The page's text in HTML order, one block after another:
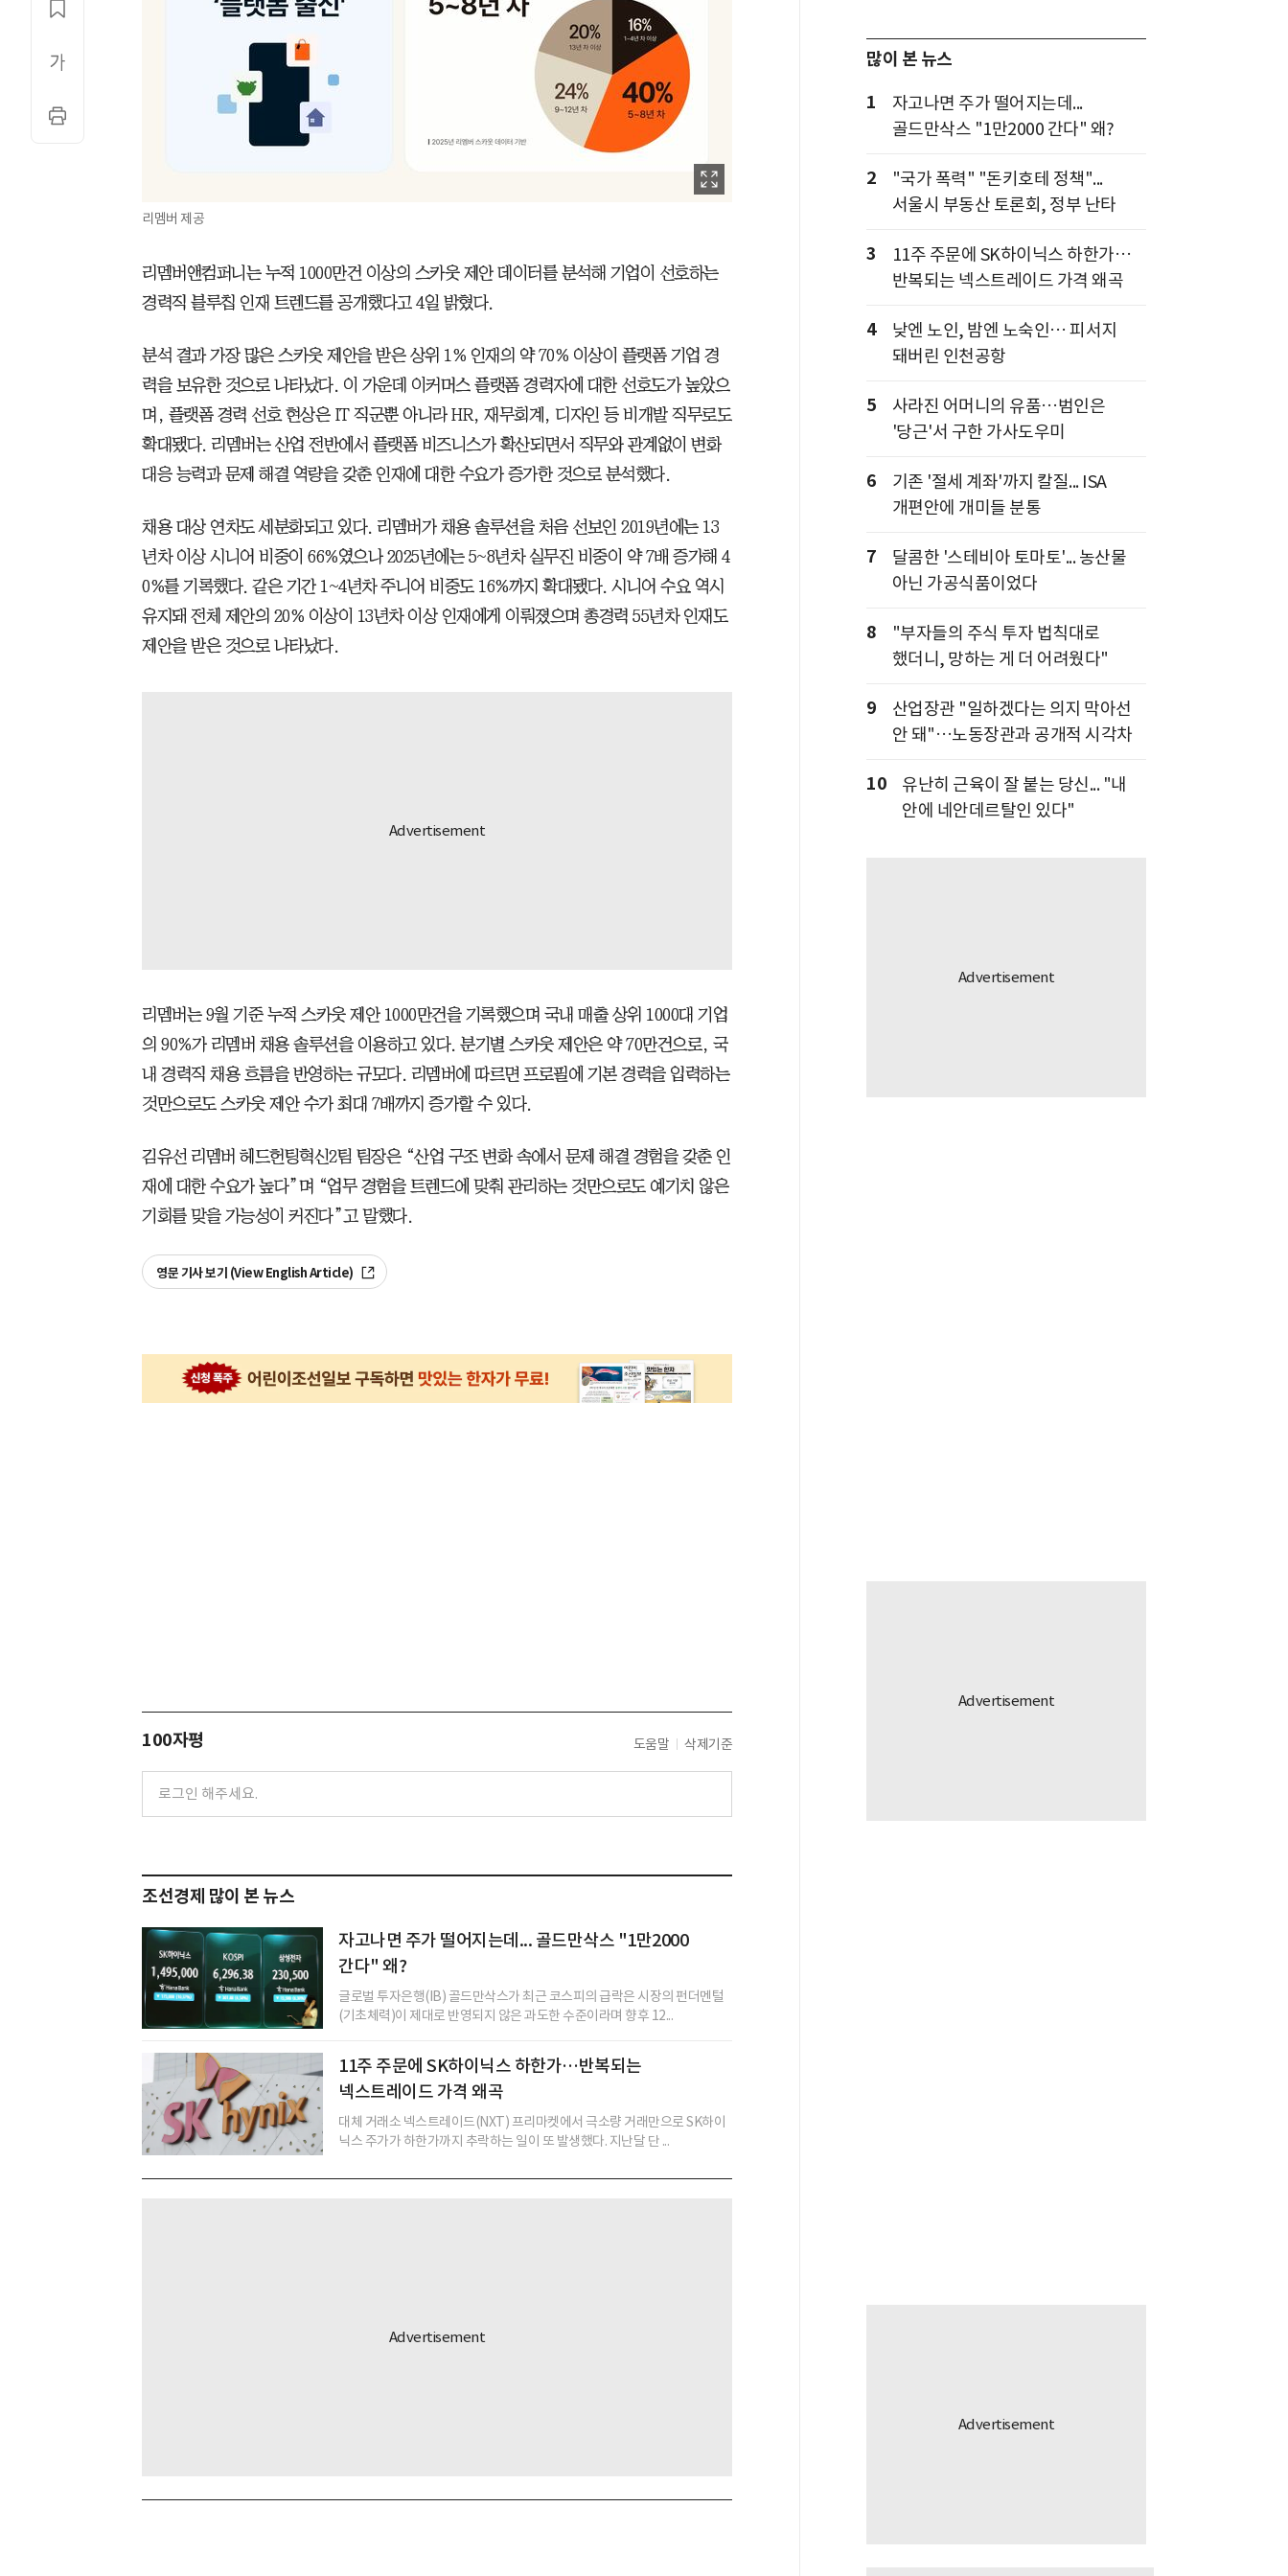
리멤버 제공
리멤버앤컴퍼니는 누적 1000만건 이상의 스카웃 제안 데이터를 분석해 기업이 선호하는
경력직 블루칩 인재 트렌드를 공개했다고 4일 밝혔다.
분석 결과 가장 많은 스카웃 제안을 받은 상위 1% 인재의 약 70% 이상이 플랫폼 기업 경
력을 보유한 것으로 나타났다. 이 가운데 이커머스 플랫폼 경력자에 대한 선호도가 높았으
며, 플랫폼 경력 선호 현상은 IT 직군뿐 아니라 HR, 재무회계, 디자인 등 비개발 직무로도
확대됐다. 리멤버는 산업 전반에서 플랫폼 비즈니스가 확산되면서 직무와 관계없이 변화
대응 능력과 문제 해결 역량을 갖춘 인재에 대한 수요가 증가한 것으로 분석했다.
채용 대상 연차도 세분화되고 있다. 리멤버가 채용 솔루션을 처음 선보인 2019년에는 13
년차 이상 시니어 비중이 66%였으나 2025년에는 5~8년차 실무진 비중이 약 7배 증가해 4
0%를 기록했다. 같은 기간 1~4년차 주니어 비중도 16%까지 확대됐다. 시니어 수요 역시
유지돼 전체 제안의 20% 이상이 13년차 이상 인재에게 이뤄졌으며 총경력 55년차 인재도
제안을 받은 것으로 나타났다.
리멤버는 9월 기준 누적 스카웃 제안 1000만건을 기록했으며 국내 매출 상위 1000대 기업
의 90%가 리멤버 채용 솔루션을 이용하고 있다. 분기별 스카웃 제안은 약 70만건으로, 국
내 경력직 채용 흐름을 반영하는 규모다. 리멤버에 따르면 프로필에 기본 경력을 입력하는
것만으로도 스카웃 제안 수가 최대 7배까지 증가할 수 있다.
김유선 리멤버 헤드헌팅혁신2팀 팀장은 “산업 구조 변화 속에서 문제 해결 경험을 갖춘 인
재에 대한 수요가 높다”며 “업무 경험을 트렌드에 맞춰 관리하는 것만으로도 예기치 않은
기회를 맞을 가능성이 커진다”고 말했다.
영문 기사 보기 (View English Article)
100자평 도움말 삭제기준
조선경제 많이 본 뉴스
자고나면 주가 떨어지는데... 골드만삭스 "1만2000
간다" 왜?
글로벌 투자은행(IB) 골드만삭스가 최근 코스피의 급락은 시장의 펀더멘털
(기초체력)이 제대로 반영되지 않은 과도한 수준이라며 향후 12...
11주 주문에 SK하이닉스 하한가…반복되는
넥스트레이드 가격 왜곡
대체 거래소 넥스트레이드(NXT) 프리마켓에서 극소량 거래만으로 SK하이
닉스 주가가 하한가까지 추락하는 일이 또 발생했다. 지난달 단 ...
많이 본 뉴스
1
자고나면 주가 떨어지는데...
골드만삭스 "1만2000 간다" 왜?
2
"국가 폭력" "돈키호테 정책"...
서울시 부동산 토론회, 정부 난타
3
11주 주문에 SK하이닉스 하한가…
반복되는 넥스트레이드 가격 왜곡
4
낮엔 노인, 밤엔 노숙인… 피서지
돼버린 인천공항
5
사라진 어머니의 유품…범인은
'당근'서 구한 가사도우미
6
기존 '절세 계좌'까지 칼질... ISA
개편안에 개미들 분통
7
달콤한 '스테비아 토마토'... 농산물
아닌 가공식품이었다
8
"부자들의 주식 투자 법칙대로
했더니, 망하는 게 더 어려웠다"
9
산업장관 "일하겠다는 의지 막아선
안 돼"…노동장관과 공개적 시각차
10
유난히 근육이 잘 붙는 당신... "내
안에 네안데르탈인 있다"